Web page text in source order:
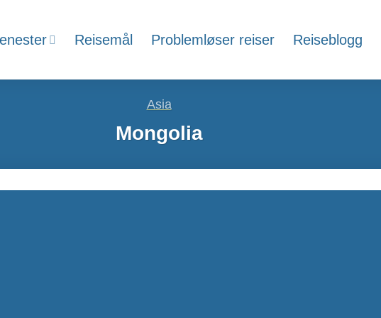
Reisemål Problemløser reiser Reiseblogg
Asia
Mongolia